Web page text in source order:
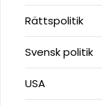
Rättspolitik
Svensk politik
USA